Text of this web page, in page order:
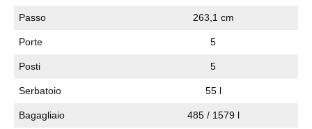
Passo 263,1 cm
Porte 5
Posti 5
Serbatoio 55 l
Bagagliaio 485 / 1579 l